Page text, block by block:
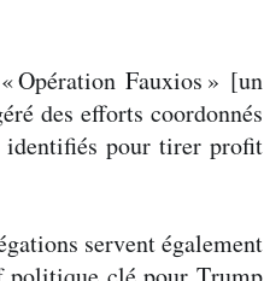
Opération Fauxios » [un
des efforts coordonnés
identifiés pour tirer profit
servent également